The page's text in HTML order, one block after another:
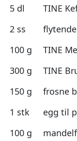
5 dl
TINE
2 ss
100 g
TINE
300 g
TINE
150 g
frosne
1 stk
egg til
100 g